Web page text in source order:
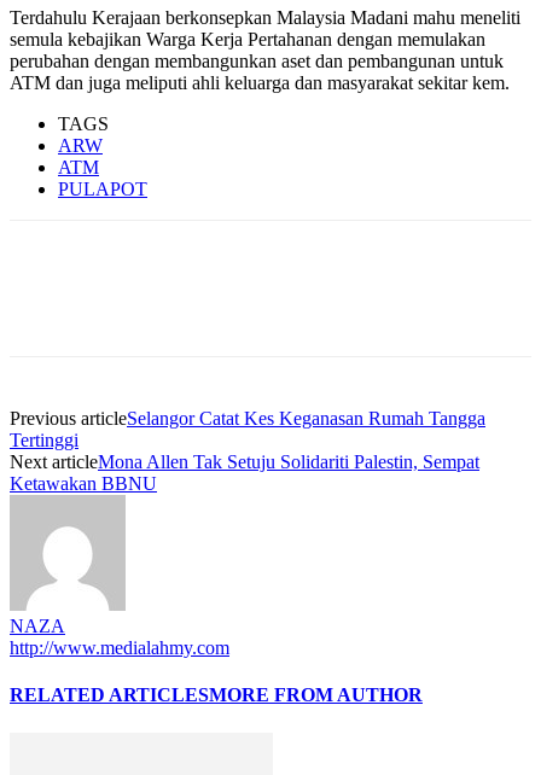
Terdahulu Kerajaan berkonsepkan Malaysia Madani mahu meneliti
semula kebajikan Warga Kerja Pertahanan dengan memulakan
perubahan dengan membangunkan aset dan pembangunan untuk
ATM dan juga meliputi ahli keluarga dan masyarakat sekitar kem.
TAGS
ARW
ATM
PULAPOT
Previous articleSelangor Catat Kes Keganasan Rumah Tangga
Tertinggi
Next articleMona Allen Tak Setuju Solidariti Palestin, Sempat
Ketawakan BBNU
NAZA
http://www.medialahmy.com
RELATED ARTICLESMORE FROM AUTHOR